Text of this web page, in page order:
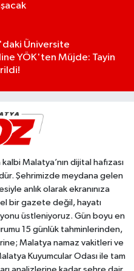
Üniversite
YÖK'ten Müjde: Tayin
Malatya’nın dijital hafızası
Şehrimizde meydana gelen
anlık olarak ekranınıza
bir gazete değil, hayatı
üstleniyoruz. Gün boyu en
15 günlük tahminlerinden,
Malatya namaz vakitleri ve
Kuyumcular Odası ile tam